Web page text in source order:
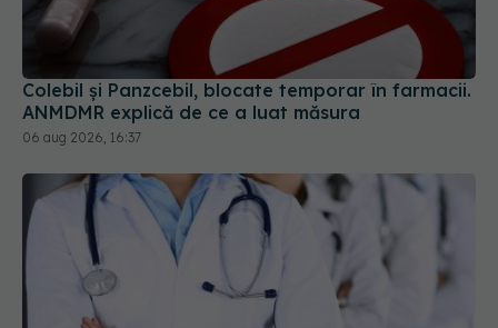
Colebil și Panzcebil, blocate temporar în farmacii.
ANMDMR explică de ce a luat măsura
06 aug 2026, 16:37